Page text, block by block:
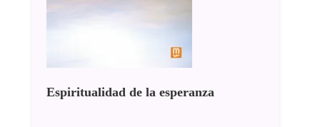
Espiritualidad de la esperanza